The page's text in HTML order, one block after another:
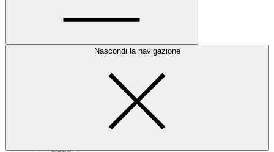
Nascondi la navigazione